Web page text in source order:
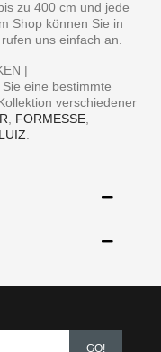
zu 400 cm und jede
Shop können Sie in
uns einfach an.
|
eine bestimmte
verschiedener
FORMESSE
LUIZ
GO!